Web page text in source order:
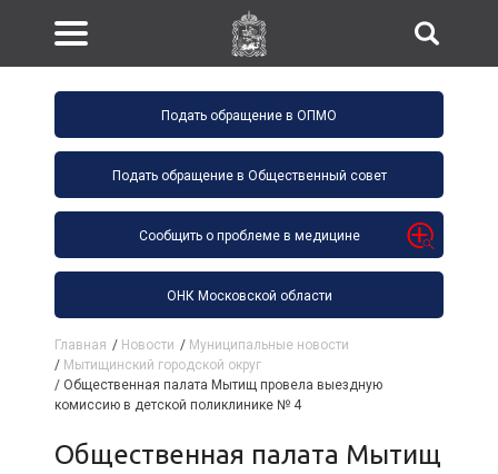
Подать обращение в ОПМО
Подать обращение в Общественный совет
Сообщить о проблеме в медицине
ОНК Московской области
Главная / Новости / Муниципальные новости
/ Мытищинский городской округ
/ Общественная палата Мытищ провела выездную
комиссию в детской поликлинике № 4
Общественная палата Мытищ